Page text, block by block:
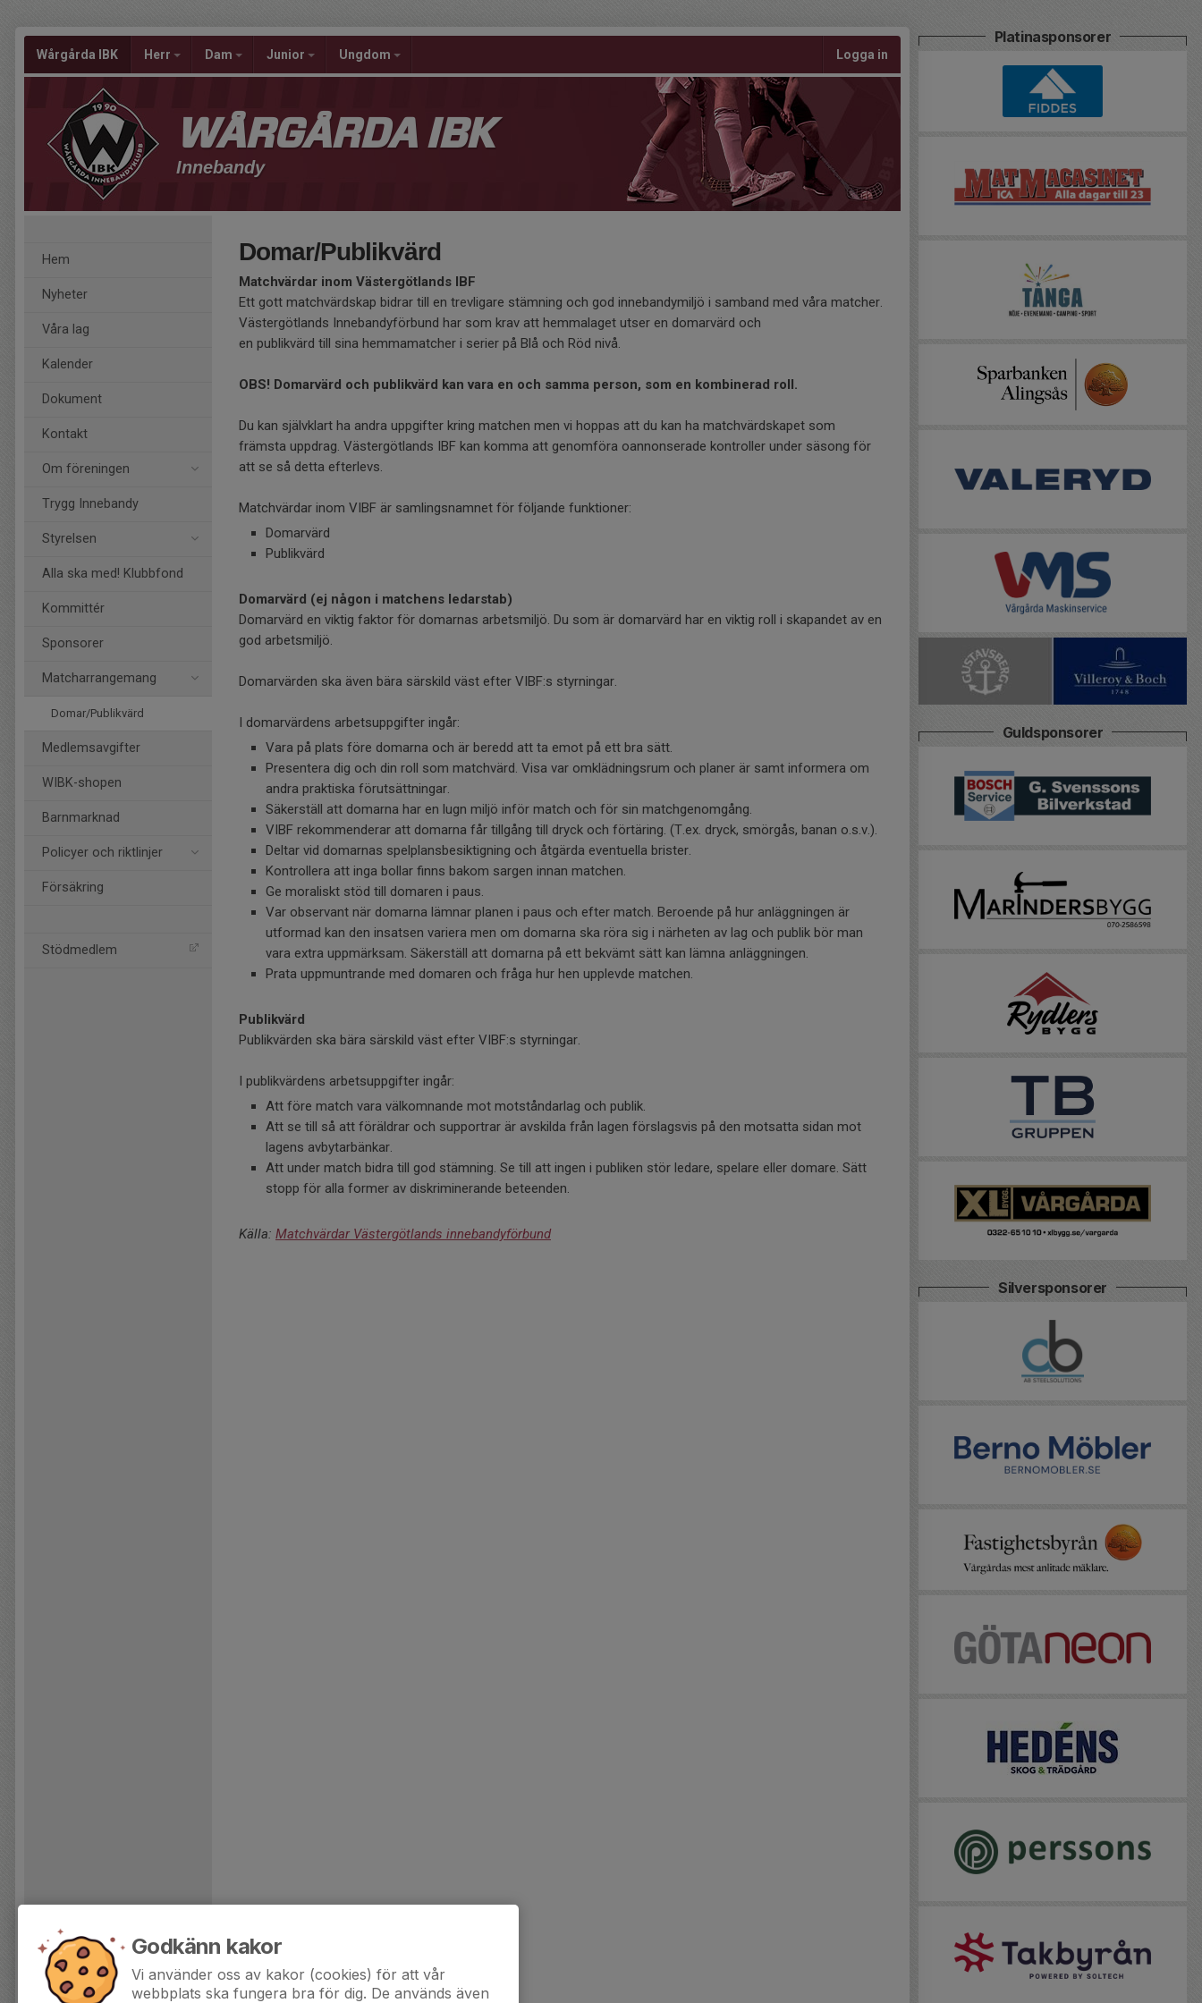
Wårgårda IBK Herr Dam Junior Ungdom Logga in
WÅRGÅRDA IBK
Innebandy
Hem
Nyheter
Våra lag
Kalender
Dokument
Kontakt
Om föreningen
Trygg Innebandy
Styrelsen
Alla ska med! Klubbfond
Kommittér
Sponsorer
Matcharrangemang
Domar/Publikvärd
Medlemsavgifter
WIBK-shopen
Barnmarknad
Policyer och riktlinjer
Försäkring
Stödmedlem
Domar/Publikvärd
Matchvärdar inom Västergötlands IBF
Ett gott matchvärdskap bidrar till en trevligare stämning och god innebandymiljö i samband med våra matcher.
Västergötlands Innebandyförbund har som krav att hemmalaget utser en domarvärd och
en publikvärd till sina hemmamatcher i serier på Blå och Röd nivå.
OBS! Domarvärd och publikvärd kan vara en och samma person, som en kombinerad roll.
Du kan självklart ha andra uppgifter kring matchen men vi hoppas att du kan ha matchvärdskapet som
främsta uppdrag. Västergötlands IBF kan komma att genomföra oannonserade kontroller under säsong för
att se så detta efterlevs.
Matchvärdar inom VIBF är samlingsnamnet för följande funktioner:
Domarvärd
Publikvärd
Domarvärd (ej någon i matchens ledarstab)
Domarvärd en viktig faktor för domarnas arbetsmiljö. Du som är domarvärd har en viktig roll i skapandet av en
god arbetsmiljö.
Domarvärden ska även bära särskild väst efter VIBF:s styrningar.
I domarvärdens arbetsuppgifter ingår:
Vara på plats före domarna och är beredd att ta emot på ett bra sätt.
Presentera dig och din roll som matchvärd. Visa var omklädningsrum och planer är samt informera om
andra praktiska förutsättningar.
Säkerställ att domarna har en lugn miljö inför match och för sin matchgenomgång.
VIBF rekommenderar att domarna får tillgång till dryck och förtäring. (T.ex. dryck, smörgås, banan o.s.v.).
Deltar vid domarnas spelplansbesiktigning och åtgärda eventuella brister.
Kontrollera att inga bollar finns bakom sargen innan matchen.
Ge moraliskt stöd till domaren i paus.
Var observant när domarna lämnar planen i paus och efter match. Beroende på hur anläggningen är
utformad kan den insatsen variera men om domarna ska röra sig i närheten av lag och publik bör man
vara extra uppmärksam. Säkerställ att domarna på ett bekvämt sätt kan lämna anläggningen.
Prata uppmuntrande med domaren och fråga hur hen upplevde matchen.
Publikvärd
Publikvärden ska bära särskild väst efter VIBF:s styrningar.
I publikvärdens arbetsuppgifter ingår:
Att före match vara välkomnande mot motståndarlag och publik.
Att se till så att föräldrar och supportrar är avskilda från lagen förslagsvis på den motsatta sidan mot
lagens avbytarbänkar.
Att under match bidra till god stämning. Se till att ingen i publiken stör ledare, spelare eller domare. Sätt
stopp för alla former av diskriminerande beteenden.
Källa: Matchvärdar Västergötlands innebandyförbund
Platinasponsorer
Guldsponsorer
Silversponsorer
Godkänn kakor
Vi använder oss av kakor (cookies) för att vår
webbplats ska fungera bra för dig. De används även